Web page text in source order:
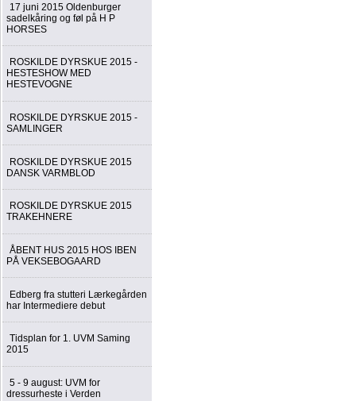
17 juni 2015 Oldenburger
sadelkåring og føl på H P
HORSES
ROSKILDE DYRSKUE 2015 -
HESTESHOW MED
HESTEVOGNE
ROSKILDE DYRSKUE 2015 -
SAMLINGER
ROSKILDE DYRSKUE 2015
DANSK VARMBLOD
ROSKILDE DYRSKUE 2015
TRAKEHNERE
ÅBENT HUS 2015 HOS IBEN
PÅ VEKSEBOGAARD
Edberg fra stutteri Lærkegården
har Intermediere debut
Tidsplan for 1. UVM Saming
2015
5 - 9 august: UVM for
dressurheste i Verden